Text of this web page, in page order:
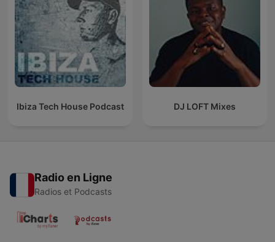
Ibiza Tech House Podcast DJ LOFT Mixes
Radio en Ligne
Radios et Podcasts